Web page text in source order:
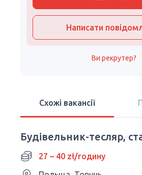
Написати
Ви рекрутер?
Схожі вакансії
Будівельник-тесляр,
27 – 40 zł/годину